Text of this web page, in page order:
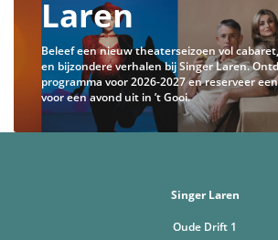
Laren
Beleef een nieuw theaterseizoen vol
en bijzondere verhalen bij Singer Laren.
programma voor 2026-2027 en reserveer
voor een avond uit in ’t Gooi.
Singer Laren
Oude Drift 1